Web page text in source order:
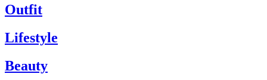
Outfit
Lifestyle
Beauty